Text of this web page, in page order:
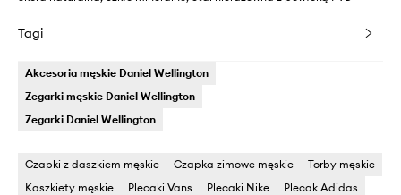
Tagi
Akcesoria męskie Daniel Wellington
Zegarki męskie Daniel Wellington
Zegarki Daniel Wellington
Czapki z daszkiem męskie Czapka zimowe męskie
Torby męskie
Kaszkiety męskie
Plecaki Vans Plecaki Nike
Plecak Adidas